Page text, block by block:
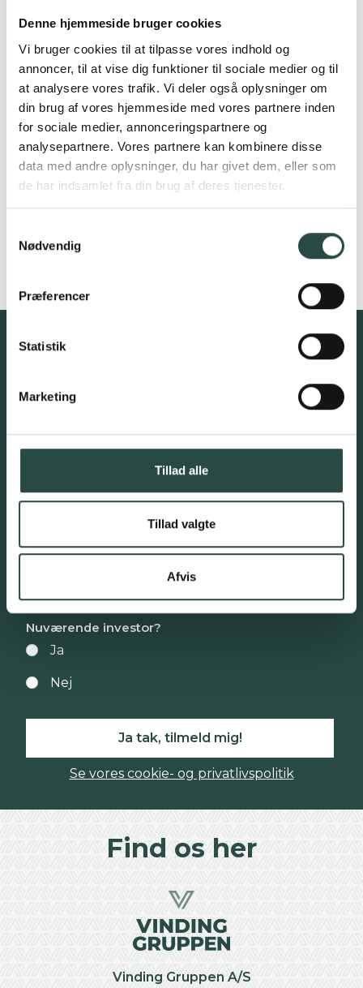
Denne hjemmeside bruger cookies
Vi bruger cookies til at tilpasse vores indhold og
annoncer, til at vise dig funktioner til sociale medier og til
at analysere vores trafik. Vi deler også oplysninger om
din brug af vores hjemmeside med vores partnere inden
for sociale medier, annonceringspartnere og
analysepartnere. Vores partnere kan kombinere disse
data med andre oplysninger, du har givet dem, eller som
de har indsamlet fra din brug af deres tjenester.
Nødvendig
Præferencer
Statistik
Marketing
Tillad alle
Tillad valgte
Afvis
Butik med fantastisk
beliggenhed
Velbeliggende 204 m2 stort butikslejemål
indeholdende regulært butikslokale med træ
lignende gulv belægning og fast grund belysning.
Der er endv. køkken/kantine – bagindgang – lager –
toilet.
Et fint regulært butikslejemål med stor synlighed.
Coop 365
Tilmeld interesseliste for
investeringsmuligheder,
nyhedsbreve mv.
Nuværende investor?
Ja
Nej
Ja tak, tilmeld mig!
Se vores cookie- og privatlivspolitik
Find os her
Vinding Gruppen A/S